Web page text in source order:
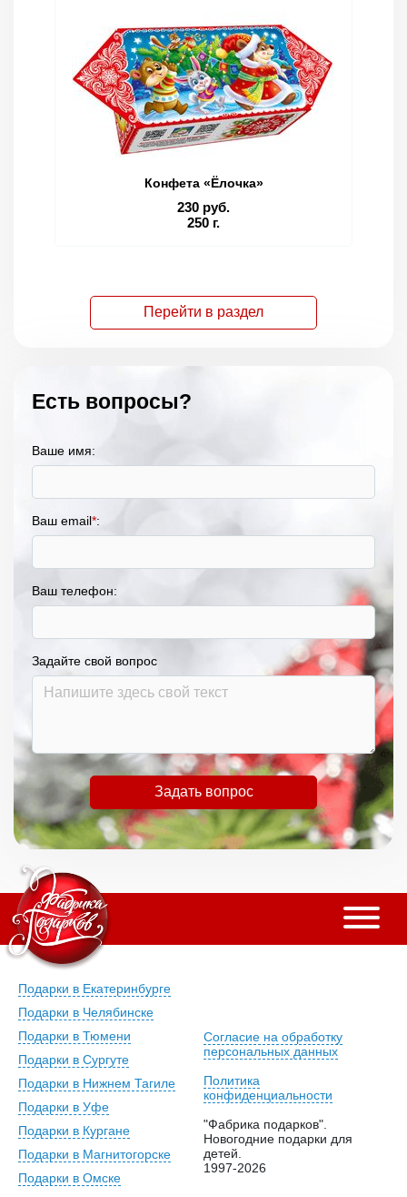
Конфета «Ёлочка»
230 руб.
250 г.
Перейти в раздел
Есть вопросы?
Ваше имя:
Ваш email*:
Ваш телефон:
Задайте свой вопрос
Задать вопрос
Подарки в Екатеринбурге
Подарки в Челябинске
Подарки в Тюмени
Подарки в Сургуте
Подарки в Нижнем Тагиле
Подарки в Уфе
Подарки в Кургане
Подарки в Магнитогорске
Подарки в Омске
Согласие на обработку
персональных данных
Политика
конфиденциальности
"Фабрика подарков".
Новогодние подарки для
детей.
1997-2026